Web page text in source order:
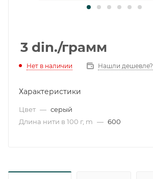
3 din./грамм
Нет в наличии Нашли дешевле?
Характеристики
Цвет — серый
Длина нити в 100 г, m — 600